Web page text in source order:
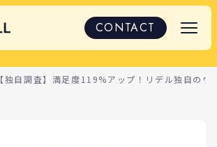
CONTACT
【独自調査】満足度119%アップ！リデル独自の